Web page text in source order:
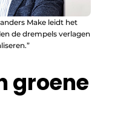
Make leidt het
de drempels verlagen
groene